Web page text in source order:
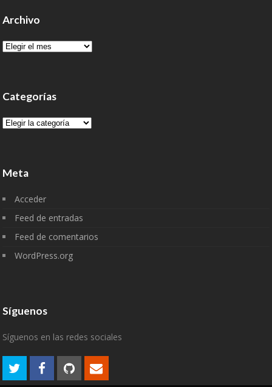
Archivo
Archivo
Categorías
Categorías
Meta
Acceder
Feed de entradas
Feed de comentarios
WordPress.org
Síguenos
Síguenos en las redes sociales